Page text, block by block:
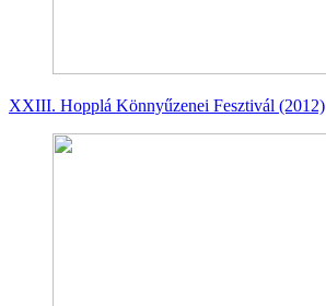
XXIII. Hopplá Könnyűzenei Fesztivál (2012)